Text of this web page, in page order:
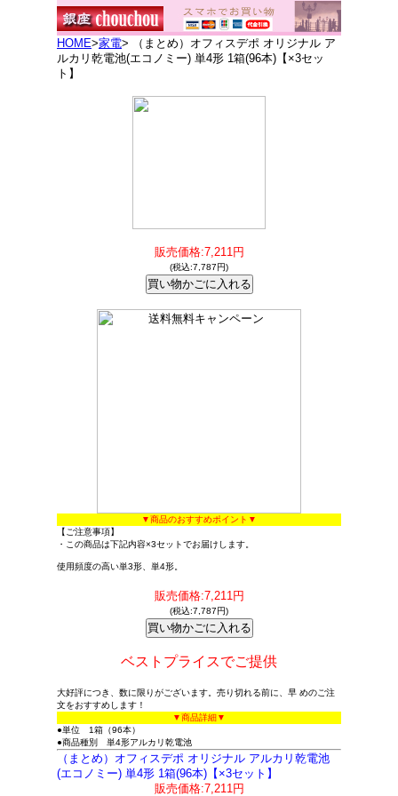
HOME>家電> （まとめ）オフィスデポ オリジナル ア
ルカリ乾電池(エコノミー) 単4形 1箱(96本)【×3セッ
ト】
販売価格:7,211円
(税込:7,787円)
▼商品のおすすめポイント▼
【ご注意事項】
・この商品は下記内容×3セットでお届けします。
使用頻度の高い単3形、単4形。
販売価格:7,211円
(税込:7,787円)
ベストプライスでご提供
大好評につき、数に限りがございます。売り切れる前に、早 めのご注
文をおすすめします！
▼商品詳細▼
●単位 1箱（96本）
●商品種別 単4形アルカリ乾電池
（まとめ）オフィスデポ オリジナル アルカリ乾電池
(エコノミー) 単4形 1箱(96本)【×3セット】
販売価格:7,211円